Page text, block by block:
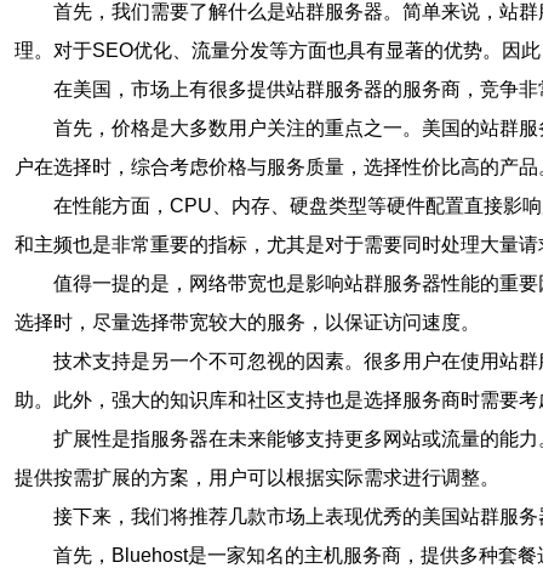
首先，我们需要了解什么是站群服务器。简单来说，站
理。对于SEO优化、流量分发等方面也具有显著的优势。因
在美国，市场上有很多提供站群服务器的服务商，竞争
首先，价格是大多数用户关注的重点之一。美国的站群
户在选择时，综合考虑价格与服务质量，选择性价比高的产品
在性能方面，CPU、内存、硬盘类型等硬件配置直接影
和主频也是非常重要的指标，尤其是对于需要同时处理大量
值得一提的是，网络带宽也是影响站群服务器性能的重
选择时，尽量选择带宽较大的服务，以保证访问速度。
技术支持是另一个不可忽视的因素。很多用户在使用站
助。此外，强大的知识库和社区支持也是选择服务商时需要
扩展性是指服务器在未来能够支持更多网站或流量的能
提供按需扩展的方案，用户可以根据实际需求进行调整。
接下来，我们将推荐几款市场上表现优秀的美国站群服务
首先，Bluehost是一家知名的主机服务商，提供多种套